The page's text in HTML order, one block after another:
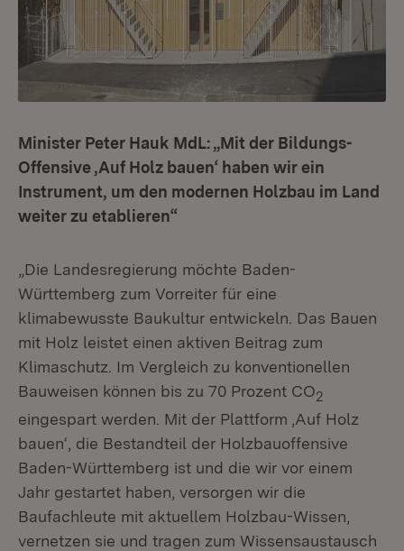
Minister Peter Hauk MdL: „Mit der Bildungs-
Offensive ‚Auf Holz bauen‘ haben wir ein
Instrument, um den modernen Holzbau im Land
weiter zu etablieren“
„Die Landesregierung möchte Baden-
Württemberg zum Vorreiter für eine
klimabewusste Baukultur entwickeln. Das Bauen
mit Holz leistet einen aktiven Beitrag zum
Klimaschutz. Im Vergleich zu konventionellen
Bauweisen können bis zu 70 Prozent CO2
eingespart werden. Mit der Plattform ‚Auf Holz
bauen‘, die Bestandteil der Holzbauoffensive
Baden-Württemberg ist und die wir vor einem
Jahr gestartet haben, versorgen wir die
Baufachleute mit aktuellem Holzbau-Wissen,
vernetzen sie und tragen zum Wissensaustausch